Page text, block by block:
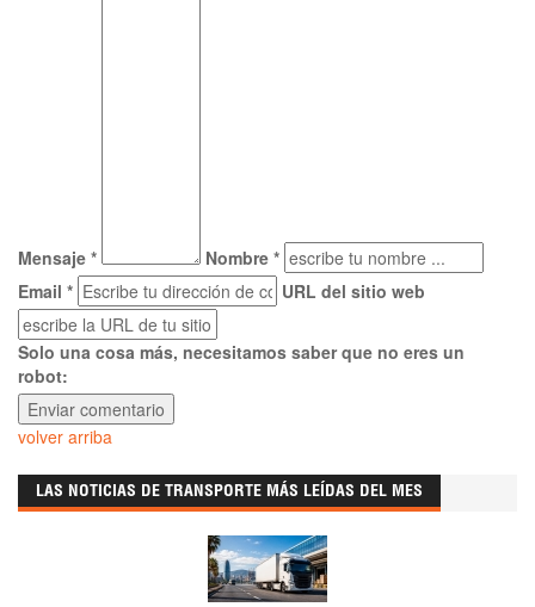
Mensaje *
Nombre *
Email *
URL del sitio web
Solo una cosa más, necesitamos saber que no eres un
robot:
volver arriba
LAS NOTICIAS DE TRANSPORTE MÁS LEÍDAS DEL MES